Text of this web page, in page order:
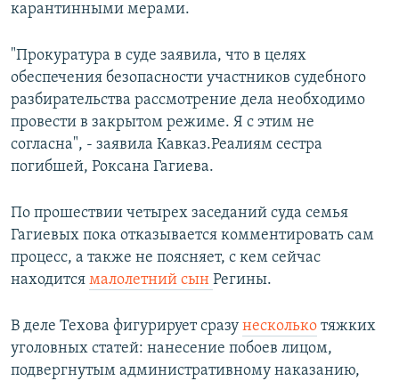
карантинными мерами.
"Прокуратура в суде заявила, что в целях
обеспечения безопасности участников судебного
разбирательства рассмотрение дела необходимо
провести в закрытом режиме. Я с этим не
согласна", - заявила Кавказ.Реалиям сестра
погибшей, Роксана Гагиева.
По прошествии четырех заседаний суда семья
Гагиевых пока отказывается комментировать сам
процесс, а также не поясняет, с кем сейчас
находится малолетний сын Регины.
В деле Техова фигурирует сразу несколько тяжких
уголовных статей: нанесение побоев лицом,
подвергнутым административному наказанию,